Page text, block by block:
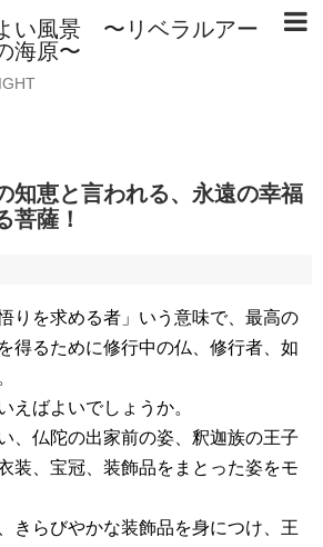
い風景 〜リベラルアー
海原〜
知恵と言われる、永遠の幸福
菩薩！
りを求める者」いう意味で、最高の
得るために修行中の仏、修行者、如
えばよいでしょうか。
、仏陀の出家前の姿、釈迦族の王子
装、宝冠、装飾品をまとった姿をモ
きらびやかな装飾品を身につけ、王